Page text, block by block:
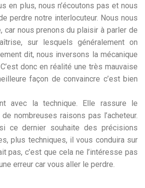
en plus, nous n’écoutons pas et nous
perdre notre interlocuteur. Nous nous
car nous prenons du plaisir à parler de
sur lesquels généralement on
dit, nous inversons la mécanique
donc en réalité une très mauvaise
façon de convaincre c’est bien
avec la technique. Elle rassure le
nombreuses raisons pas l’acheteur.
ce dernier souhaite des précisions
plus techniques, il vous conduira sur
pas, c’est que cela ne l’intéresse pas
erreur car vous aller le perdre.